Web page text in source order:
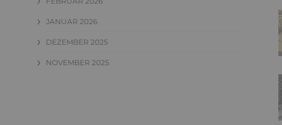
JANUAR 2026
DEZEMBER 2025
NOVEMBER 2025